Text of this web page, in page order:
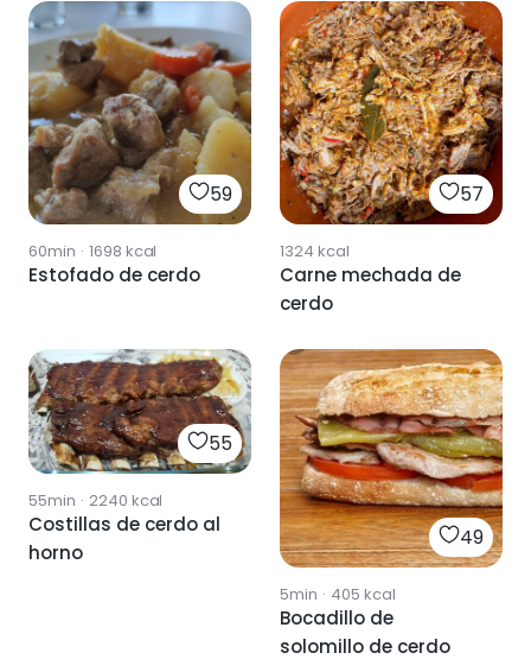
59
60min · 1698 kcal
Estofado de cerdo
57
1324 kcal
Carne mechada de
cerdo
55
55min · 2240 kcal
Costillas de cerdo al
horno
49
5min · 405 kcal
Bocadillo de
solomillo de cerdo